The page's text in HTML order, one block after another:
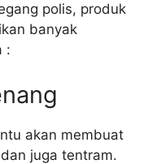
polis, produk
banyak
:
akan membuat
juga tentram.